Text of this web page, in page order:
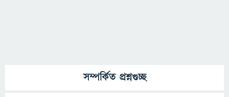
সম্পর্কিত প্রশ্নগুচ্ছ